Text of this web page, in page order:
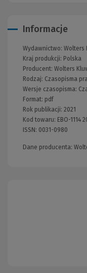
Informacje
Wydawnictwo: Wolters
Kraj produkcji: Polska
Producent: Wolters
Rodzaj: Czasopisma
Wersje czasopisma:
Format: pdf
Rok publikacji: 2021
Kod towaru: EBO-1114
ISSN: 0031-0980
Dane producenta: